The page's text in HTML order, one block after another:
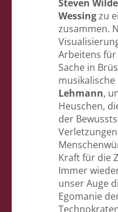
Steven
Wessingzu
zusammen.
Arbeitens
Sache in
Lehmann,
Heuschen,
der
Kraft für die
Immer
unser Auge
Egomanie